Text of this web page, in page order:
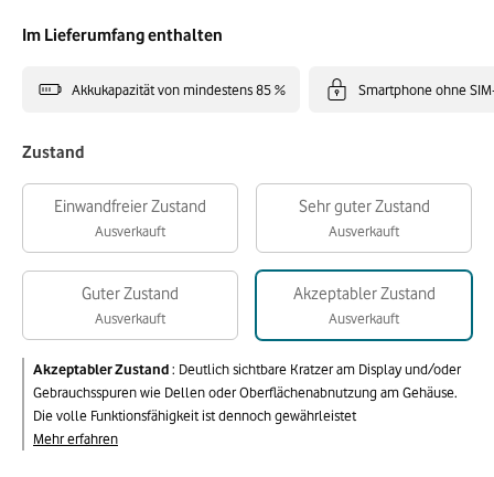
Im Lieferumfang enthalten
Akkukapazität von mindestens 85 % Smartphone ohne
Zustand
Einwandfreier Zustand
Ausverkauft
Sehr guter Zustand
Ausverkauft
Guter Zustand
Ausverkauft
Akzeptabler Zustand
Ausverkauft
Akzeptabler Zustand: Deutlich sichtbare Kratzer am Display und/oder
Gebrauchsspuren wie Dellen oder Oberflächenabnutzung am Gehäuse.
Die volle Funktionsfähigkeit ist dennoch gewährleistet
Mehr erfahren